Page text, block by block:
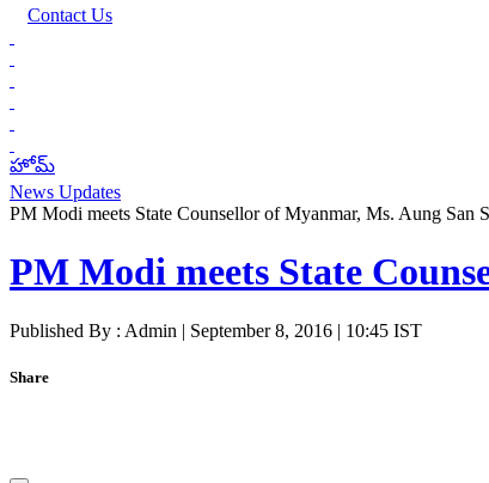
Contact Us
హోమ్
News Updates
PM Modi meets State Counsellor of Myanmar, Ms. Aung San
PM Modi meets State
Published By : Admin | September 8, 2016 | 10:45 IST
Share